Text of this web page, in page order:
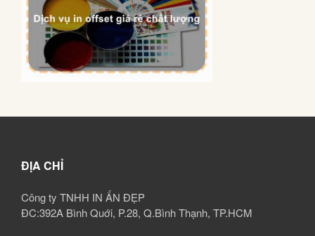
ĐỊA CHỈ
Công ty TNHH IN ẤN ĐẸP
ĐC:392A Bình Quới, P.28, Q.Bình Thạnh, TP.HCM